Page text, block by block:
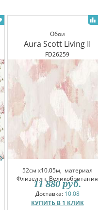
Обои
Aura Scott Living II
FD26259
52см x10.05м, материал
Флизелин, Великобритания
Доставка: 10.08
КУПИТЬ В 1 КЛИК
11 880 руб.